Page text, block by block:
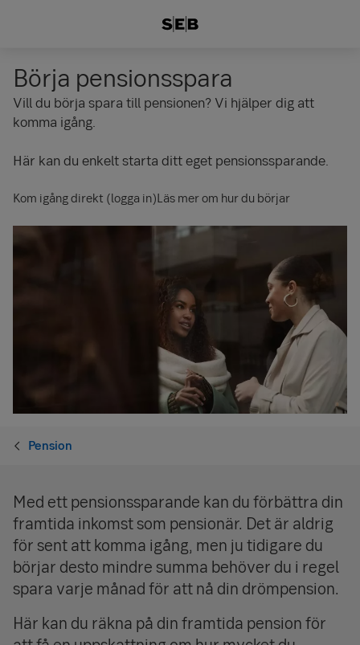
Börja pensionsspara
Vill du börja spara till pensionen? Vi hjälper dig att
komma igång.
Här kan du enkelt starta ditt eget pensionssparande.
Kom igång direkt (logga in)Läs mer om hur du börjar
Pension
Med ett pensionssparande kan du förbättra din
framtida inkomst som pensionär. Det är aldrig
för sent att komma igång, men ju tidigare du
börjar desto mindre summa behöver du i regel
spara varje månad för att nå din drömpension.
Här kan du räkna på din framtida pension för